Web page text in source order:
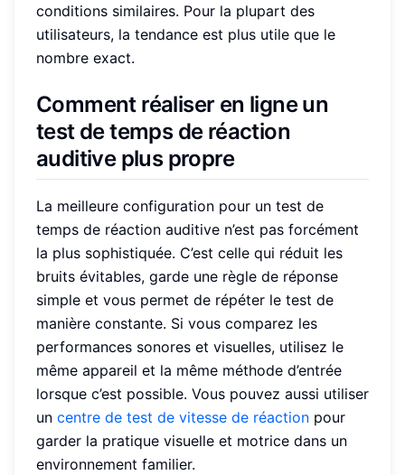
conditions similaires. Pour la plupart des
utilisateurs, la tendance est plus utile que le
nombre exact.
Comment réaliser en ligne un
test de temps de réaction
auditive plus propre
La meilleure configuration pour un test de
temps de réaction auditive n’est pas forcément
la plus sophistiquée. C’est celle qui réduit les
bruits évitables, garde une règle de réponse
simple et vous permet de répéter le test de
manière constante. Si vous comparez les
performances sonores et visuelles, utilisez le
même appareil et la même méthode d’entrée
lorsque c’est possible. Vous pouvez aussi utiliser
un centre de test de vitesse de réaction pour
garder la pratique visuelle et motrice dans un
environnement familier.